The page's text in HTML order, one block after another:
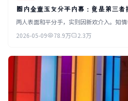
圈内金童玉女分手内幕：竟是第三者
两人表面和平分手，实则因新欢介入。知情
2026-05-09
78.9万 2.3万